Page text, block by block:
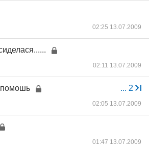
02:25 13.07.2009
02:11 13.07.2009
... 2
помошь
02:05 13.07.2009
01:47 13.07.2009